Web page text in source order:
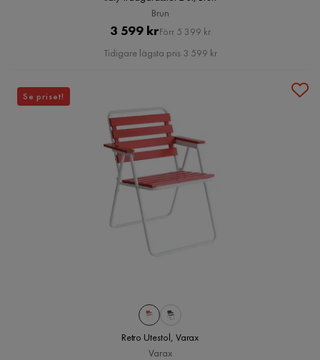
Brun
Pris
3 599 krOriginal
Pris
Förr 5 399 kr
Tidigare lägsta pris 3 599 kr
Retro Utestol, Varax
Varax
Se priset!